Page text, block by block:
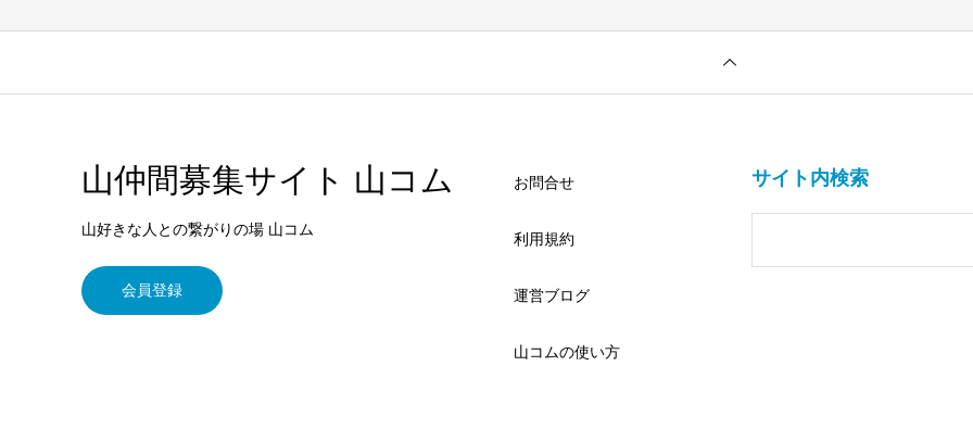
山仲間募集サイト 山コム
山好きな人との繋がりの場 山コム
会員登録
お問合せ
利用規約
運営ブログ
山コムの使い方
サイト内検索